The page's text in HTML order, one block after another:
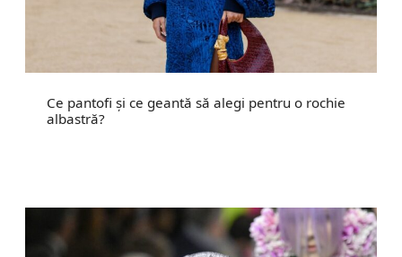
Ce pantofi și ce geantă să alegi pentru o rochie
albastră?